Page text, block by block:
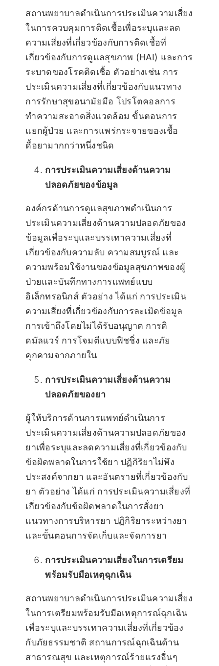
สถานพยาบาลดำเนินการประเมินความเสี่ยง
ในการควบคุมการติดเชื้อเพื่อระบุและลด
ความเสี่ยงที่เกี่ยวข้องกับการติดเชื้อที่
เกี่ยวข้องกับการดูแลสุขภาพ (HAI) และการ
ระบาดของโรคติดเชื้อ ตัวอย่างเช่น การ
ประเมินความเสี่ยงที่เกี่ยวข้องกับแนวทาง
การรักษาสุขอนามัยมือ โปรโตคอลการ
ทำความสะอาดสิ่งแวดล้อม ขั้นตอนการ
แยกผู้ป่วย และการแพร่กระจายของเชื้อ
ดื้อยามากกว่าหนึ่งชนิด
การประเมินความเสี่ยงด้านความ
ปลอดภัยของข้อมูล
องค์กรด้านการดูแลสุขภาพดำเนินการ
ประเมินความเสี่ยงด้านความปลอดภัยของ
ข้อมูลเพื่อระบุและบรรเทาความเสี่ยงที่
เกี่ยวข้องกับความลับ ความสมบูรณ์ และ
ความพร้อมใช้งานของข้อมูลสุขภาพของผู้
ป่วยและบันทึกทางการแพทย์แบบ
อิเล็กทรอนิกส์ ตัวอย่าง ได้แก่ การประเมิน
ความเสี่ยงที่เกี่ยวข้องกับการละเมิดข้อมูล
การเข้าถึงโดยไม่ได้รับอนุญาต การติ
ดมัลแวร์ การโจมตีแบบฟิชชิ่ง และภัย
คุกคามจากภายใน
การประเมินความเสี่ยงด้านความ
ปลอดภัยของยา
ผู้ให้บริการด้านการแพทย์ดำเนินการ
ประเมินความเสี่ยงด้านความปลอดภัยของ
ยาเพื่อระบุและลดความเสี่ยงที่เกี่ยวข้องกับ
ข้อผิดพลาดในการใช้ยา ปฏิกิริยาไม่พึง
ประสงค์จากยา และอันตรายที่เกี่ยวข้องกับ
ยา ตัวอย่าง ได้แก่ การประเมินความเสี่ยงที่
เกี่ยวข้องกับข้อผิดพลาดในการสั่งยา
แนวทางการบริหารยา ปฏิกิริยาระหว่างยา
และขั้นตอนการจัดเก็บและจัดการยา
การประเมินความเสี่ยงในการเตรียม
พร้อมรับมือเหตุฉุกเฉิน
สถานพยาบาลดำเนินการประเมินความเสี่ยง
ในการเตรียมพร้อมรับมือเหตุการณ์ฉุกเฉิน
เพื่อระบุและบรรเทาความเสี่ยงที่เกี่ยวข้อง
กับภัยธรรมชาติ สถานการณ์ฉุกเฉินด้าน
สาธารณสุข และเหตุการณ์ร้ายแรงอื่นๆ